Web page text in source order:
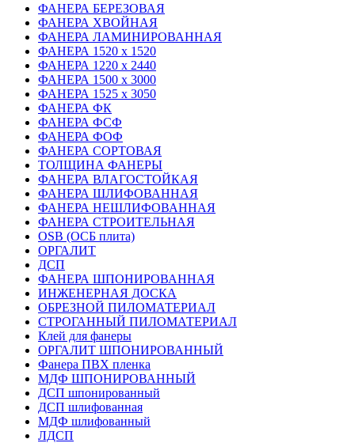
ФАНЕРА БЕРЕЗОВАЯ
ФАНЕРА ХВОЙНАЯ
ФАНЕРА ЛАМИНИРОВАННАЯ
ФАНЕРА 1520 х 1520
ФАНЕРА 1220 х 2440
ФАНЕРА 1500 х 3000
ФАНЕРА 1525 х 3050
ФАНЕРА ФК
ФАНЕРА ФСФ
ФАНЕРА ФОФ
ФАНЕРА СОРТОВАЯ
ТОЛЩИНА ФАНЕРЫ
ФАНЕРА ВЛАГОСТОЙКАЯ
ФАНЕРА ШЛИФОВАННАЯ
ФАНЕРА НЕШЛИФОВАННАЯ
ФАНЕРА СТРОИТЕЛЬНАЯ
OSB (ОСБ плита)
ОРГАЛИТ
ДСП
ФАНЕРА ШПОНИРОВАННАЯ
ИНЖЕНЕРНАЯ ДОСКА
ОБРЕЗНОЙ ПИЛОМАТЕРИАЛ
СТРОГАННЫЙ ПИЛОМАТЕРИАЛ
Клей для фанеры
ОРГАЛИТ ШПОНИРОВАННЫЙ
Фанера ПВХ пленка
МДФ ШПОНИРОВАННЫЙ
ДСП шпонированный
ДСП шлифованная
МДФ шлифованный
ЛДСП